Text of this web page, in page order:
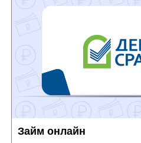
Займ онлайн